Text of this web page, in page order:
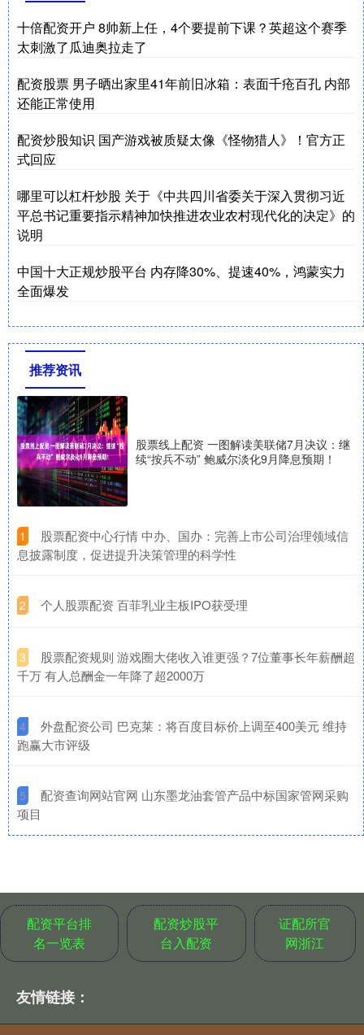
十倍配资开户 8帅新上任，4个要提前下课？英超这个赛季
太刺激了瓜迪奥拉走了
配资股票 男子晒出家里41年前旧冰箱：表面千疮百孔 内部
还能正常使用
配资炒股知识 国产游戏被质疑太像《怪物猎人》！官方正
式回应
哪里可以杠杆炒股 关于《中共四川省委关于深入贯彻习近
平总书记重要指示精神加快推进农业农村现代化的决定》的
说明
中国十大正规炒股平台 内存降30%、提速40%，鸿蒙实力
全面爆发
推荐资讯
股票线上配资 一图解读美联储7月决议：继
续“按兵不动” 鲍威尔淡化9月降息预期！
1
​股票配资中心行情 中办、国办：完善上市公司治理领域信
息披露制度，促进提升决策管理的科学性
2 ​个人股票配资 百菲乳业主板IPO获受理
3
​股票配资规则 游戏圈大佬收入谁更强？7位董事长年薪酬超
千万 有人总酬金一年降了超2000万
4
​外盘配资公司 巴克莱：将百度目标价上调至400美元 维持
跑赢大市评级
5
​配资查询网站官网 山东墨龙油套管产品中标国家管网采购
项目
配资平台排
名一览表
配资炒股平
台入配资
证配所官
网浙江
友情链接：